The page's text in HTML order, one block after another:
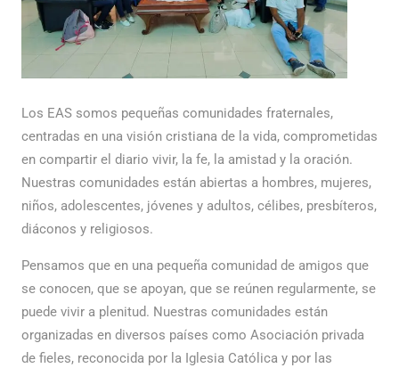
Los EAS somos pequeñas comunidades fraternales,
centradas en una visión cristiana de la vida, comprometidas
en compartir el diario vivir, la fe, la amistad y la oración.
Nuestras comunidades están abiertas a hombres, mujeres,
niños, adolescentes, jóvenes y adultos, célibes, presbíteros,
diáconos y religiosos.
Pensamos que en una pequeña comunidad de amigos que
se conocen, que se apoyan, que se reúnen regularmente, se
puede vivir a plenitud. Nuestras comunidades están
organizadas en diversos países como Asociación privada
de fieles, reconocida por la Iglesia Católica y por las